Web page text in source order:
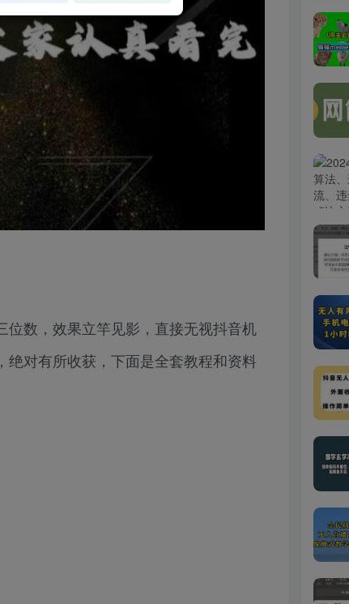
数，效果立竿见影，直接无视抖音机
对有所收获，下面是全套教程和资料